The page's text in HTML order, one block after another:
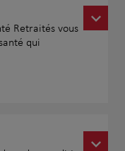
Retraités vous
qui